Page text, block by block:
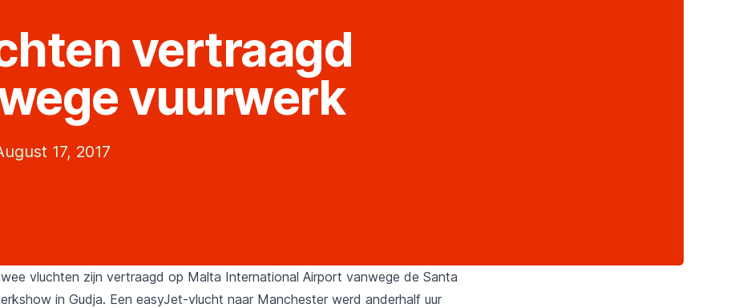
vertraagd
vuurwerk
17, 2017
vluchten zijn vertraagd op Malta International Airport vanwege de Santa
in Gudja. Een easyJet-vlucht naar Manchester werd anderhalf uur